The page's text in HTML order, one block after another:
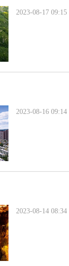
2023-08-17 09:15
2023-08-16 09:14
2023-08-14 08:34